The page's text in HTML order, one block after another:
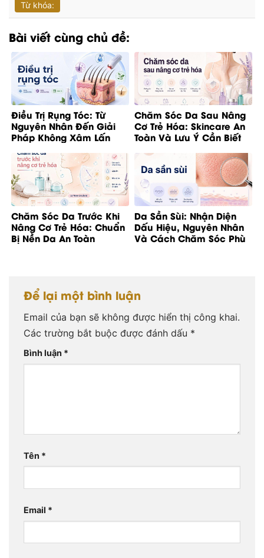
Từ khóa:
Bài viết cùng chủ đề:
Điều Trị Rụng Tóc: Từ
Nguyên Nhân Đến Giải
Pháp Không Xâm Lấn
Chăm Sóc Da Sau Nâng
Cơ Trẻ Hóa: Skincare An
Toàn Và Lưu Ý Cần Biết
Chăm Sóc Da Trước Khi
Nâng Cơ Trẻ Hóa: Chuẩn
Bị Nền Da An Toàn
Da Sần Sùi: Nhận Diện
Dấu Hiệu, Nguyên Nhân
Và Cách Chăm Sóc Phù
Để lại một bình luận
Email của bạn sẽ không được hiển thị công khai.
Các trường bắt buộc được đánh dấu *
Bình luận *
Tên *
Email *